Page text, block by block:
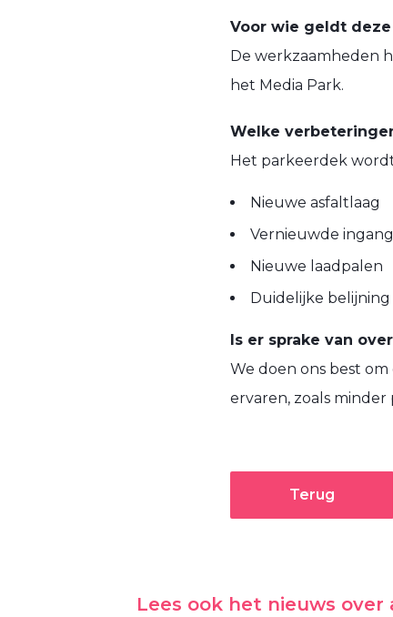
Voor wie geldt
De werkzaamheden
het Media Park.
Welke
Het parkeerdek
Nieuwe asfaltlaag
Vernieuwde ingang
Nieuwe laadpalen
Duidelijke belijning
Is er sprake van
We doen ons best
ervaren, zoals
Terug
Lees ook het nieuws